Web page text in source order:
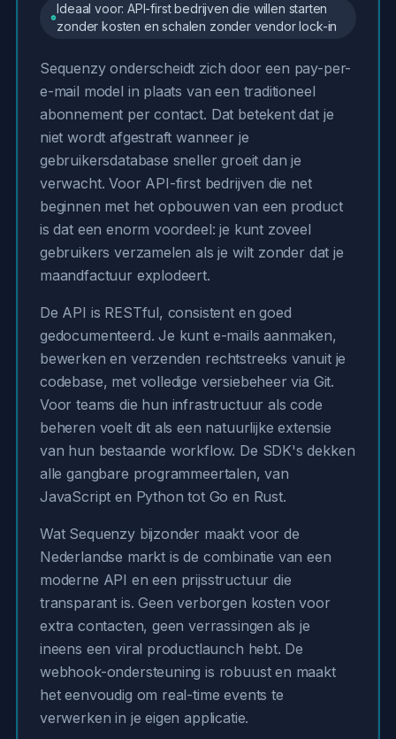
Ideaal voor: API-first bedrijven die willen starten
zonder kosten en schalen zonder vendor lock-in
Sequenzy onderscheidt zich door een pay-per-
e-mail model in plaats van een traditioneel
abonnement per contact. Dat betekent dat je
niet wordt afgestraft wanneer je
gebruikersdatabase sneller groeit dan je
verwacht. Voor API-first bedrijven die net
beginnen met het opbouwen van een product
is dat een enorm voordeel: je kunt zoveel
gebruikers verzamelen als je wilt zonder dat je
maandfactuur explodeert.
De API is RESTful, consistent en goed
gedocumenteerd. Je kunt e-mails aanmaken,
bewerken en verzenden rechtstreeks vanuit je
codebase, met volledige versiebeheer via Git.
Voor teams die hun infrastructuur als code
beheren voelt dit als een natuurlijke extensie
van hun bestaande workflow. De SDK's dekken
alle gangbare programmeertalen, van
JavaScript en Python tot Go en Rust.
Wat Sequenzy bijzonder maakt voor de
Nederlandse markt is de combinatie van een
moderne API en een prijsstructuur die
transparant is. Geen verborgen kosten voor
extra contacten, geen verrassingen als je
ineens een viral productlaunch hebt. De
webhook-ondersteuning is robuust en maakt
het eenvoudig om real-time events te
verwerken in je eigen applicatie.